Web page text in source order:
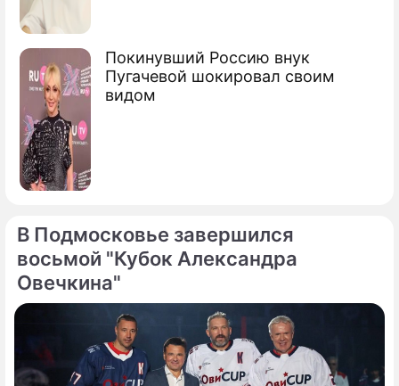
Покинувший Россию внук
Пугачевой шокировал своим
видом
В Подмосковье завершился
восьмой "Кубок Александра
Овечкина"